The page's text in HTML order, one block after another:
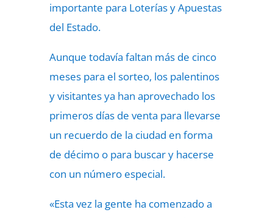
importante para Loterías y Apuestas
del Estado.
Aunque todavía faltan más de cinco
meses para el sorteo, los palentinos
y visitantes ya han aprovechado los
primeros días de venta para llevarse
un recuerdo de la ciudad en forma
de décimo o para buscar y hacerse
con un número especial.
«Esta vez la gente ha comenzado a